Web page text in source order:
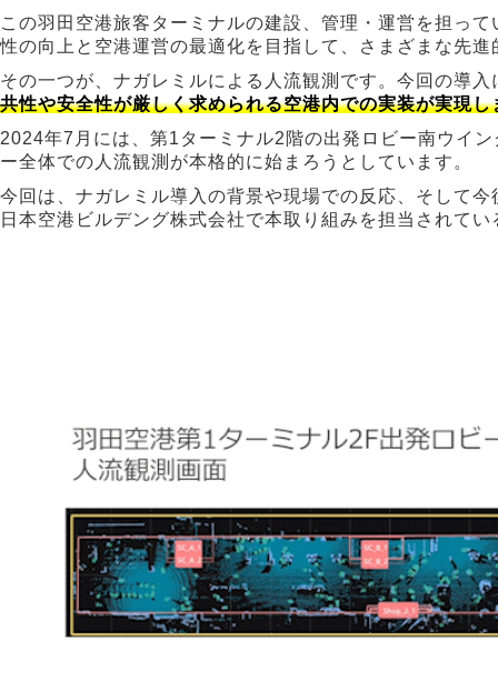
この羽田空港旅客ターミナルの建設、管理・運営を担っ
性の向上と空港運営の最適化を目指して、さまざまな先
その一つが、ナガレミルによる人流観測です。今回の導入
共性や安全性が厳しく求められる空港内での実装が実現し
2024年7月には、第1ターミナル2階の出発ロビー南ウイ
ー全体での人流観測が本格的に始まろうとしています。
今回は、ナガレミル導入の背景や現場での反応、そして
日本空港ビルデング株式会社で本取り組みを担当されて